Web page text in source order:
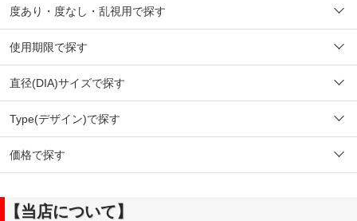
度あり・度なし・乱視用で探す
使用期限で探す
直径(DIA)サイズで探す
Type(デザイン)で探す
価格で探す
【当店について】